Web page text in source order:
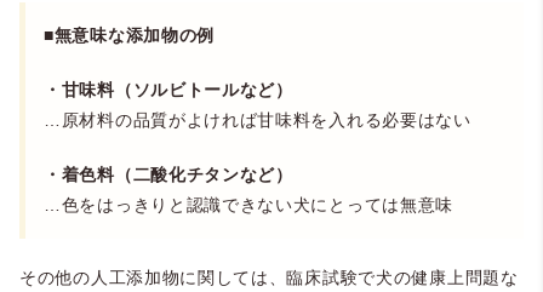
■無意味な添加物の例
・甘味料（ソルビトールなど）
…原材料の品質がよければ甘味料を入れる必要はない
・着色料（二酸化チタンなど）
…色をはっきりと認識できない犬にとっては無意味
その他の人工添加物に関しては、臨床試験で犬の健康上問題な